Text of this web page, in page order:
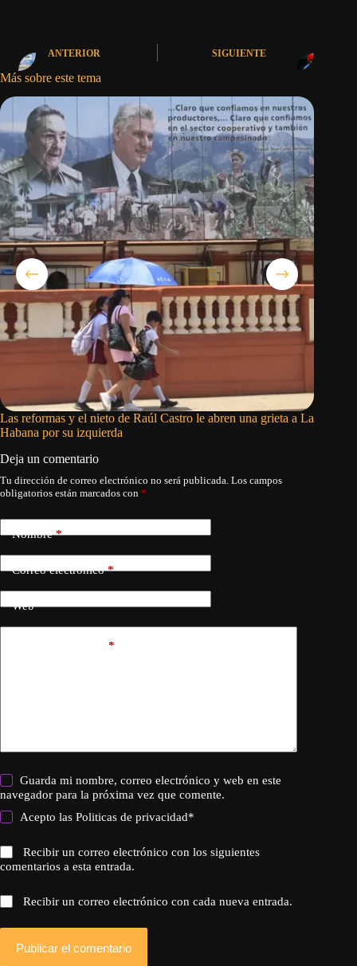
ANTERIOR SIGUIENTE
Más sobre este tema
Las reformas y el nieto de Raúl Castro le abren una grieta a La
Habana por su izquierda
Deja un comentario
Tu dirección de correo electrónico no será publicada. Los campos
obligatorios están marcados con *
Nombre*
Correo electrónico*
Web
*
Guarda mi nombre, correo electrónico y web en este
navegador para la próxima vez que comente.
Acepto lasPoliticas de privacidad*
Recibir un correo electrónico con los siguientes
comentarios a esta entrada.
Recibir un correo electrónico con cada nueva entrada.
Publicar el comentario